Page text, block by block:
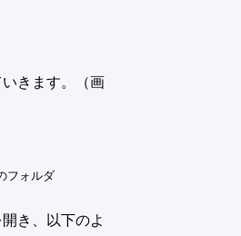
きます。（画
フォルダ
き、以下のよ